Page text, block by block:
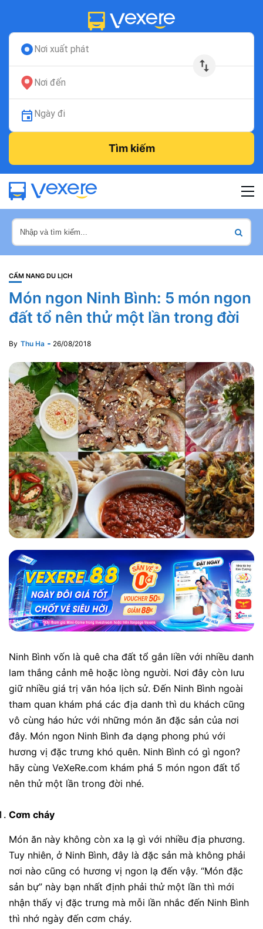
Nơi xuất phát
Nơi đến
Ngày đi
Tìm kiếm
CẨM NANG DU LỊCH
Món ngon Ninh Bình: 5 món ngon
đất tổ nên thử một lần trong đời
By Thu Ha 26/08/2018
Ninh Bình vốn là quê cha đất tổ gắn liền với nhiều danh
lam thắng cảnh mê hoặc lòng người. Nơi đây còn lưu
giữ nhiều giá trị văn hóa lịch sử. Đến Ninh Bình ngoài
tham quan khám phá các địa danh thì du khách cũng
vô cùng háo hức với những món ăn đặc sản của nơi
đây. Món ngon Ninh Bình đa dạng phong phú với
hương vị đặc trưng khó quên. Ninh Bình có gì ngon?
hãy cùng VeXeRe.com khám phá 5 món ngon đất tổ
nên thử một lần trong đời nhé.
Cơm cháy
Món ăn này không còn xa lạ gì với nhiều địa phương.
Tuy nhiên, ở Ninh Bình, đây là đặc sản mà không phải
nơi nào cũng có hương vị ngon lạ đến vậy. “Món đặc
sản bự” này bạn nhất định phải thử một lần thì mới
nhận thấy vị đặc trưng mà mỗi lần nhắc đến Ninh Bình
thì nhớ ngày đến cơm cháy.